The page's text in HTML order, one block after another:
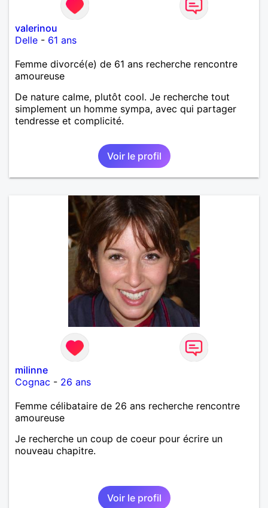
valerinou
Delle - 61 ans
Femme divorcé(e) de 61 ans recherche rencontre
amoureuse
De nature calme, plutôt cool. Je recherche tout
simplement un homme sympa, avec qui partager
tendresse et complicité.
Voir le profil
milinne
Cognac - 26 ans
Femme célibataire de 26 ans recherche rencontre
amoureuse
Je recherche un coup de coeur pour écrire un
nouveau chapitre.
Voir le profil